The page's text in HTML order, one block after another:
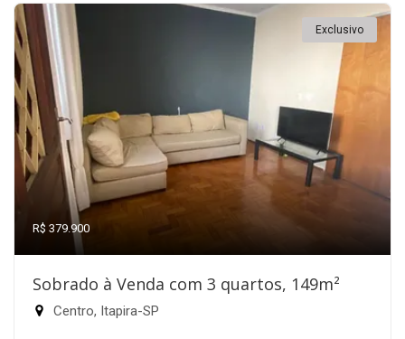
Exclusivo
R$ 379.900
Sobrado à Venda com 3 quartos, 149m²
Centro, Itapira-SP